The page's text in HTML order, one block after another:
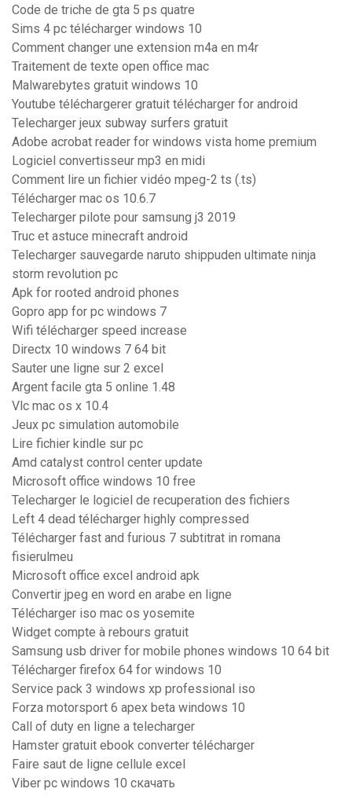
Code de triche de gta 5 ps quatre
Sims 4 pc télécharger windows 10
Comment changer une extension m4a en m4r
Traitement de texte open office mac
Malwarebytes gratuit windows 10
Youtube téléchargerer gratuit télécharger for android
Telecharger jeux subway surfers gratuit
Adobe acrobat reader for windows vista home premium
Logiciel convertisseur mp3 en midi
Comment lire un fichier vidéo mpeg-2 ts (.ts)
Télécharger mac os 10.6.7
Telecharger pilote pour samsung j3 2019
Truc et astuce minecraft android
Telecharger sauvegarde naruto shippuden ultimate ninja
storm revolution pc
Apk for rooted android phones
Gopro app for pc windows 7
Wifi télécharger speed increase
Directx 10 windows 7 64 bit
Sauter une ligne sur 2 excel
Argent facile gta 5 online 1.48
Vlc mac os x 10.4
Jeux pc simulation automobile
Lire fichier kindle sur pc
Amd catalyst control center update
Microsoft office windows 10 free
Telecharger le logiciel de recuperation des fichiers
Left 4 dead télécharger highly compressed
Télécharger fast and furious 7 subtitrat in romana
fisierulmeu
Microsoft office excel android apk
Convertir jpeg en word en arabe en ligne
Télécharger iso mac os yosemite
Widget compte à rebours gratuit
Samsung usb driver for mobile phones windows 10 64 bit
Télécharger firefox 64 for windows 10
Service pack 3 windows xp professional iso
Forza motorsport 6 apex beta windows 10
Call of duty en ligne a telecharger
Hamster gratuit ebook converter télécharger
Faire saut de ligne cellule excel
Viber pc windows 10 скачать